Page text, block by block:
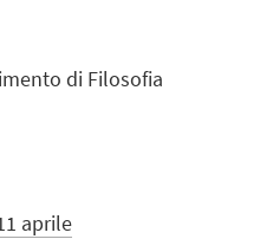
di Filosofia
aprile